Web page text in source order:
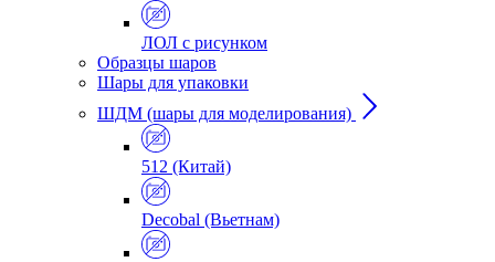
ЛОЛ с рисунком
Образцы шаров
Шары для упаковки
ШДМ (шары для моделирования)
512 (Китай)
Decobal (Вьетнам)